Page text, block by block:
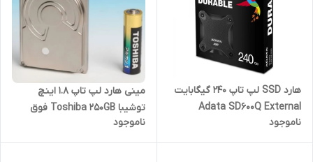
هارد SSD لپ تاپ 240 گیگابایت
Adata SD600Q External
مشکی-گارانتی آونگ
ناموجود
مینی هارد لپ تاپ 1.8 اینچ
توشیبا Toshiba 250GB فوق
العاده کمیاب با گارانتی 1سال
ناموجود